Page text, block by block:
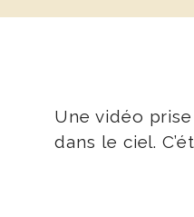
Une vidéo
dans le ciel.